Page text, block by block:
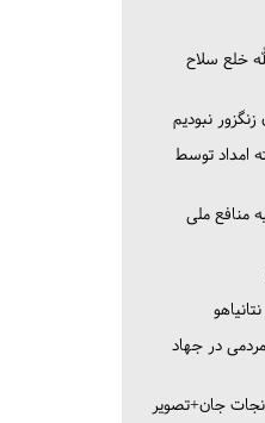
خلع سلاح
نبودیم
امداد توسط
منافع ملی
در جهاد
جان+تصویر